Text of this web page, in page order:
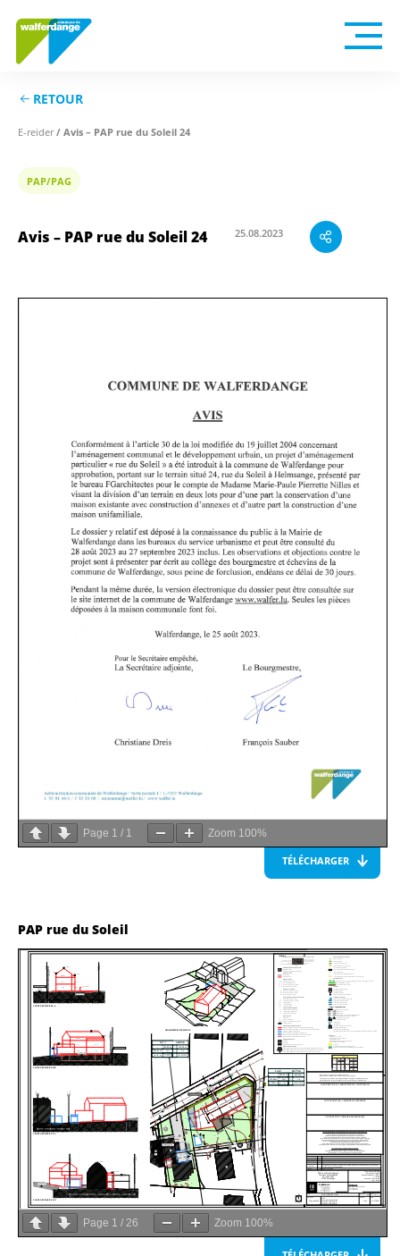
RETOUR
E-reider/ Avis – PAP rue du Soleil 24
PAP/PAG
Avis – PAP rue du Soleil 24 25.08.2023
Page 1 / 1 Zoom 100%
TÉLÉCHARGER
PAP rue du Soleil
Page 1 / 26 Zoom 100%